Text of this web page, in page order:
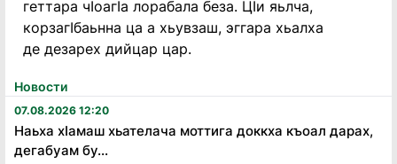
Новости
07.08.2026 12:20
Наьха хӏамаш хьателача моттига доккха къоал дарах,
дегабуам бу...
геттара чIоагIа лорабала беза. ЦIи яьлча,
корзагIбаьнна ца а хьувзаш, эггара хьалха
де дезарех дийцар цар.